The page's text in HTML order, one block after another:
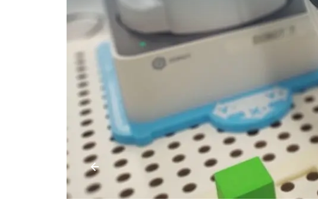
Vorheriges Element